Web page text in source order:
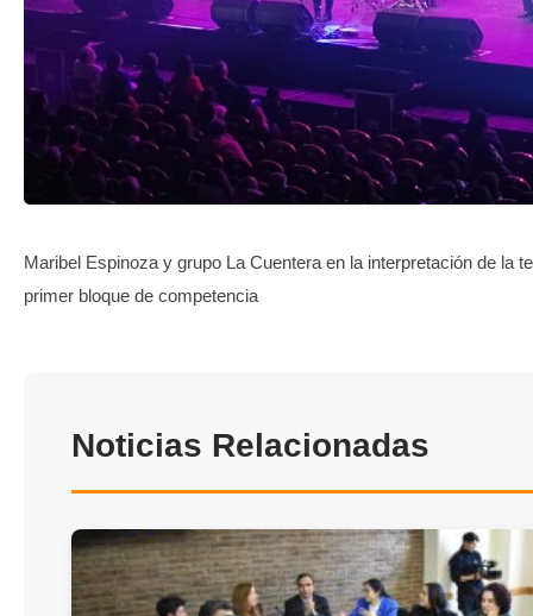
TRANSPARENCIA
Maribel Espinoza y grupo La Cuentera en la interpretación de la
primer bloque de competencia
Noticias Relacionadas